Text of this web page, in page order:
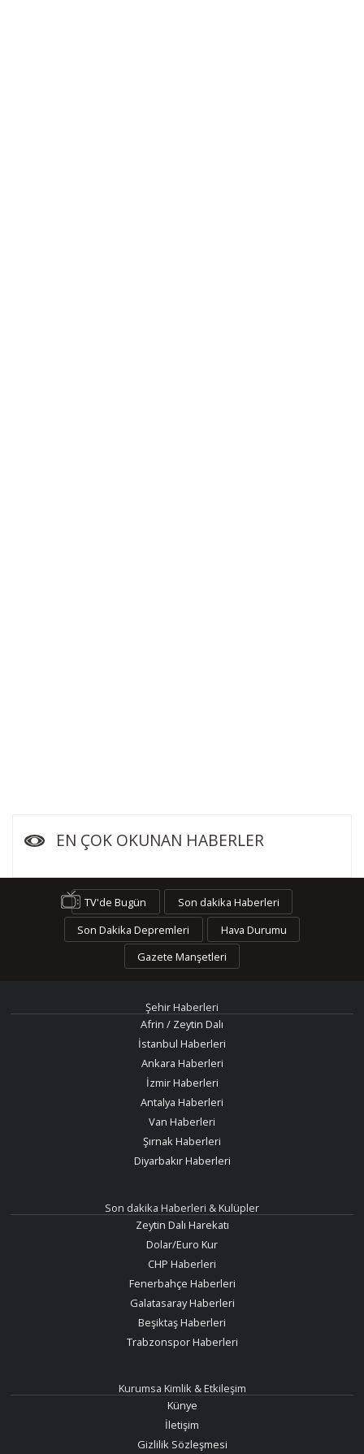
EN ÇOK OKUNAN HABERLER
TV'de Bugün
Son dakika Haberleri
Son Dakika Depremleri
Hava Durumu
Gazete Manşetleri
Şehir Haberleri
Afrin / Zeytin Dalı
İstanbul Haberleri
Ankara Haberleri
İzmir Haberleri
Antalya Haberleri
Van Haberleri
Şırnak Haberleri
Diyarbakır Haberleri
Son dakika Haberleri & Kulüpler
Zeytin Dalı Harekatı
Dolar/Euro Kur
CHP Haberleri
Fenerbahçe Haberleri
Galatasaray Haberleri
Beşiktaş Haberleri
Trabzonspor Haberleri
Kurumsa Kimlik & Etkileşim
Künye
İletişim
Gizlilik Sözleşmesi